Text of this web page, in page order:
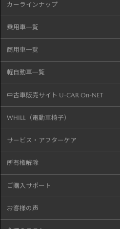
カーラインナップ
乗用車一覧
商用車一覧
軽自動車一覧
中古車販売サイト U-CAR On-NET
WHILL（電動車椅子）
サービス・アフターケア
所有権解除
ご購入サポート
お客様の声